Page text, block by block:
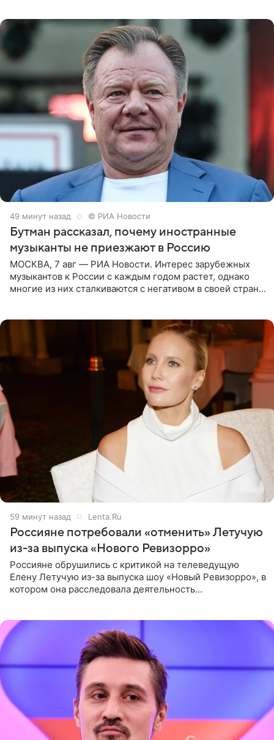
49 минут назад © РИА Новости
Бутман рассказал, почему иностранные
музыканты не приезжают в Россию
МОСКВА, 7 авг — РИА Новости. Интерес зарубежных
музыкантов к России с каждым годом растет, однако
многие из них сталкиваются с негативом в своей стране
59 минут назад Lenta.Ru
Россияне потребовали «отменить» Летучую
из-за выпуска «Нового Ревизорро»
Россияне обрушились с критикой на телеведущую
Елену Летучую из-за выпуска шоу «Новый Ревизорро», в
котором она расследовала деятельность